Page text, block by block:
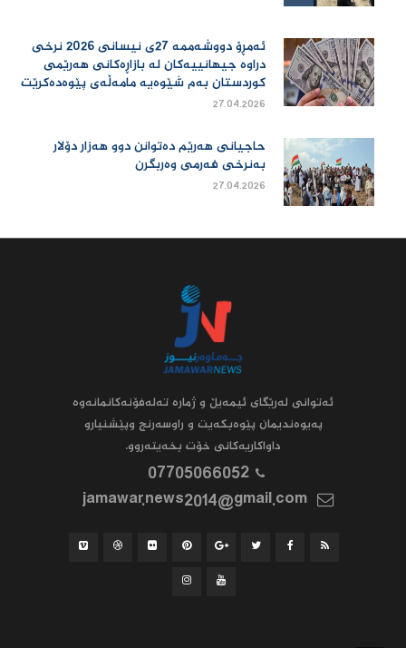
ئەمڕۆ دووشەممە 27ی نیسانی 2026 نرخی
دراوە جیهانییەكان لە بازاڕەكانی هەرێمی
كوردستان بەم شێوەیە مامەڵەی پێوەدەكرێت
27.04.2026
حاجیانی هەرێم دەتوانن دوو هەزار دۆلار
بەنرخی فەرمی وەربگرن
27.04.2026
ئه‌توانى له‌رێگاى ئیمه‌یڵ و ژماره‌ ته‌له‌فۆنه‌کانمانه‌وه‌
په‌یوه‌ندیمان پێوه‌بکه‌یت و راوسه‌رنج وپێشنیارو
داواکاریه‌کانى خۆت بخه‌یته‌روو.
07705066052
jamawar.news2014@gmail.com